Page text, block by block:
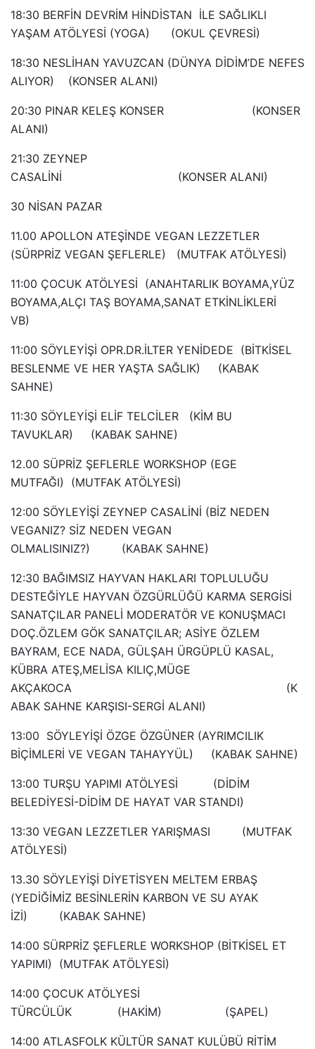
18:30 BERFİN DEVRİM HİNDİSTAN İLE SAĞLIKLI
YAŞAM ATÖLYESİ (YOGA) (OKUL ÇEVRESİ)
18:30 NESLİHAN YAVUZCAN (DÜNYA DİDİM’DE NEFES
ALIYOR) (KONSER ALANI)
20:30 PINAR KELEŞ KONSER (KONSER
ALANI)
21:30 ZEYNEP
CASALİNİ (KONSER ALANI)
30 NİSAN PAZAR
11.00 APOLLON ATEŞİNDE VEGAN LEZZETLER
(SÜRPRİZ VEGAN ŞEFLERLE) (MUTFAK ATÖLYESİ)
11:00 ÇOCUK ATÖLYESİ (ANAHTARLIK BOYAMA,YÜZ
BOYAMA,ALÇI TAŞ BOYAMA,SANAT ETKİNLİKLERİ
VB)
11:00 SÖYLEYİŞİ OPR.DR.İLTER YENİDEDE (BİTKİSEL
BESLENME VE HER YAŞTA SAĞLIK) (KABAK
SAHNE)
11:30 SÖYLEYİŞİ ELİF TELCİLER (KİM BU
TAVUKLAR) (KABAK SAHNE)
12.00 SÜPRİZ ŞEFLERLE WORKSHOP (EGE
MUTFAĞI) (MUTFAK ATÖLYESİ)
12:00 SÖYLEYİŞİ ZEYNEP CASALİNİ (BİZ NEDEN
VEGANIZ? SİZ NEDEN VEGAN
OLMALISINIZ?) (KABAK SAHNE)
12:30 BAĞIMSIZ HAYVAN HAKLARI TOPLULUĞU
DESTEĞİYLE HAYVAN ÖZGÜRLÜĞÜ KARMA SERGİSİ
SANATÇILAR PANELİ MODERATÖR VE KONUŞMACI
DOÇ.ÖZLEM GÖK SANATÇILAR; ASİYE ÖZLEM
BAYRAM, ECE NADA, GÜLŞAH ÜRGÜPLÜ KASAL,
KÜBRA ATEŞ,MELİSA KILIÇ,MÜGE
AKÇAKOCA (K
ABAK SAHNE KARŞISI-SERGİ ALANI)
13:00 SÖYLEYİŞİ ÖZGE ÖZGÜNER (AYRIMCILIK
BİÇİMLERİ VE VEGAN TAHAYYÜL) (KABAK SAHNE)
13:00 TURŞU YAPIMI ATÖLYESİ (DİDİM
BELEDİYESİ-DİDİM DE HAYAT VAR STANDI)
13:30 VEGAN LEZZETLER YARIŞMASI (MUTFAK
ATÖLYESİ)
13.30 SÖYLEYİŞİ DİYETİSYEN MELTEM ERBAŞ
(YEDİĞİMİZ BESİNLERİN KARBON VE SU AYAK
İZİ) (KABAK SAHNE)
14:00 SÜRPRİZ ŞEFLERLE WORKSHOP (BİTKİSEL ET
YAPIMI) (MUTFAK ATÖLYESİ)
14:00 ÇOCUK ATÖLYESİ
TÜRCÜLÜK (HAKİM) (ŞAPEL)
14:00 ATLASFOLK KÜLTÜR SANAT KULÜBÜ RİTİM